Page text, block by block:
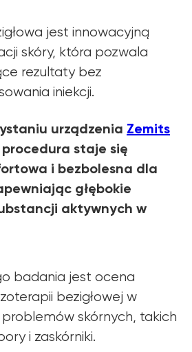
jest innowacyjną
skóry, która pozwala
rezultaty bez
iniekcji.
urządzenia Zemits
procedura staje się
i bezbolesna dla
głębokie
aktywnych w
badania jest ocena
bezigłowej w
problemów skórnych, takich
i zaskórniki.
się o